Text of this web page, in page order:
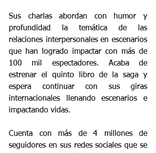
Sus charlas abordan con humor y
profundidad la temática de las
relaciones interpersonales en escenarios
que han logrado impactar con más de
100 mil espectadores. Acaba de
estrenar el quinto libro de la saga y
espera continuar con sus giras
internacionales llenando escenarios e
impactando vidas.
Cuenta con más de 4 millones de
seguidores en sus redes sociales que se